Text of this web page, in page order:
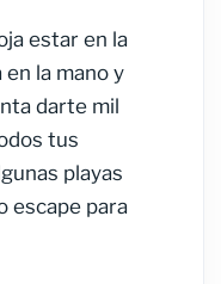
estar en la
en la mano y
darte mil
tus
playas
escape para